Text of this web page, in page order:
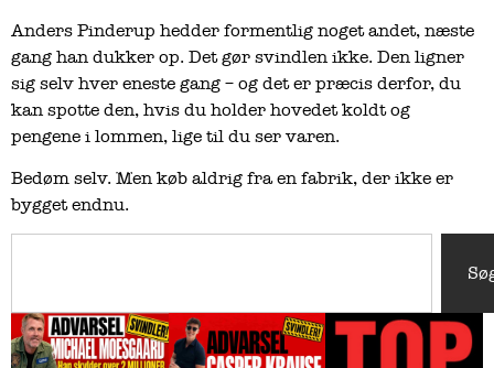
Anders Pinderup hedder formentlig noget andet, næste
gang han dukker op. Det gør svindlen ikke. Den ligner
sig selv hver eneste gang – og det er præcis derfor, du
kan spotte den, hvis du holder hovedet koldt og
pengene i lommen, lige til du ser varen.
Bedøm selv. Men køb aldrig fra en fabrik, der ikke er
bygget endnu.